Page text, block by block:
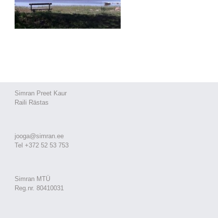
Simran Preet Kaur
Raili Rästas
jooga@simran.ee
Tel +372 52 53 753
Simran MTÜ
Reg.nr. 80410031